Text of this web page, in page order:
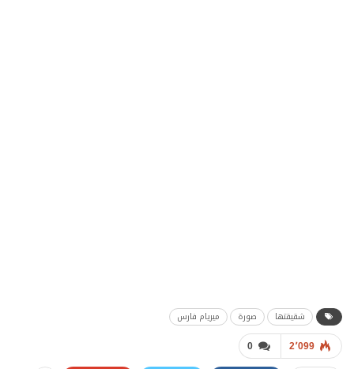
شقيقتها صورة ميريام فارس
0 2٬099